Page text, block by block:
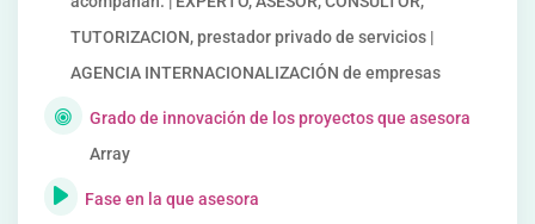
TUTORIZACION, prestador privado de servicios |
AGENCIA INTERNACIONALIZACIÓN de empresas
Grado de innovación de los proyectos que asesora
Array
Fase en la que asesora